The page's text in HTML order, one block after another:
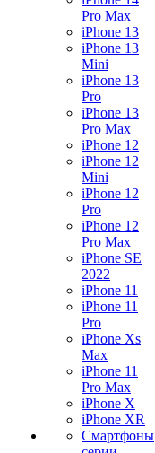
Pro Max
iPhone 13
iPhone 13
Mini
iPhone 13
Pro
iPhone 13
Pro Max
iPhone 12
iPhone 12
Mini
iPhone 12
Pro
iPhone 12
Pro Max
iPhone SE
2022
iPhone 11
iPhone 11
Pro
iPhone Xs
Max
iPhone 11
Pro Max
iPhone X
iPhone XR
Смартфоны